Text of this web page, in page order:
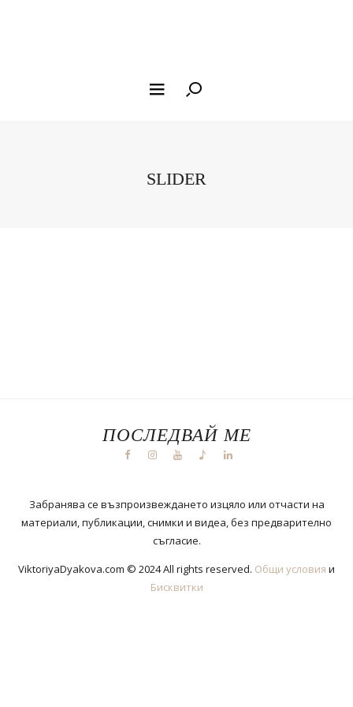
SLIDER
ПОСЛЕДВАЙ МЕ
Забранява се възпроизвеждането изцяло или отчасти на
материали, публикации, снимки и видеа, без предварително
съгласие.
ViktoriyaDyakova.com © 2024 All rights reserved. Общи условия и
Бисквитки